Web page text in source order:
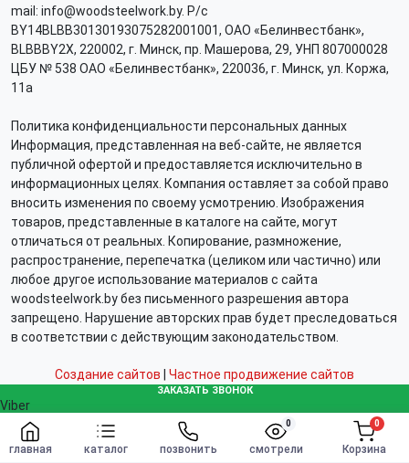
главная каталог смотрели
0
позвонить Корзина
0
Заказать
mail: info@woodsteelwork.by. Р/с
BY14BLBB30130193075282001001, ОАО «Белинвестбанк»,
BLBBBY2X, 220002, г. Минск, пр. Машерова, 29, УНП 807000028
ЦБУ № 538 ОАО «Белинвестбанк», 220036, г. Минск, ул. Коржа,
11а
Политика конфиденциальности персональных данных
Информация, представленная на веб-сайте, не является
публичной офертой и предоставляется исключительно в
информационных целях. Компания оставляет за собой право
вносить изменения по своему усмотрению. Изображения
товаров, представленные в каталоге на сайте, могут
отличаться от реальных. Копирование, размножение,
распространение, перепечатка (целиком или частично) или
любое другое использование материалов с сайта
woodsteelwork.by без письменного разрешения автора
запрещено. Нарушение авторских прав будет преследоваться
в соответствии с действующим законодательством.
Создание сайтов Частное продвижение сайтов
ЗАКАЗАТЬ ЗВОНОК
Viber
Telegram
WhatsApp